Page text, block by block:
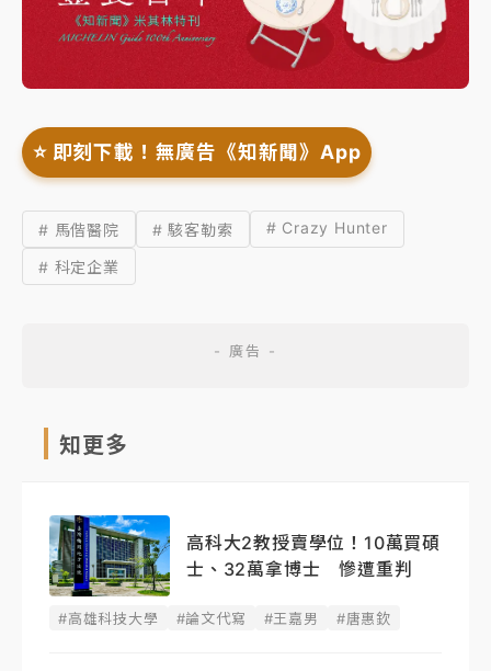
⭐️ 即刻下載！無廣告《知新聞》App
# 馬偕醫院 # 駭客勒索 # Crazy Hunter
# 科定企業
知更多
高科大2教授賣學位！10萬買碩
士、32萬拿博士 慘遭重判
#高雄科技大學 #論文代寫 #王嘉男 #唐惠欽